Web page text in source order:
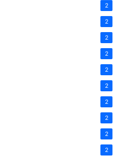
2
2
2
2
2
2
2
2
2
2